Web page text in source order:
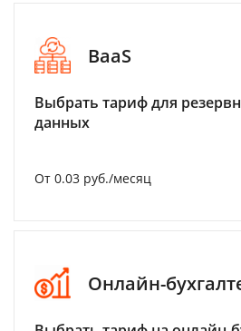
BaaS
Выбрать тариф для
данных
От 0.03 руб./месяц
Онлайн-